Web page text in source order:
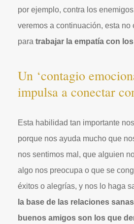
por ejemplo, contra los
veremos a continuación, esta no
para trabajar la empatía con
Un ‘contagio
impulsa a conectar
Esta habilidad tan importante
porque nos ayuda mucho que
nos sentimos mal, que alguien
algo nos preocupa o que se
éxitos o alegrías, y nos lo haga
la base de las relaciones
buenos amigos son los que